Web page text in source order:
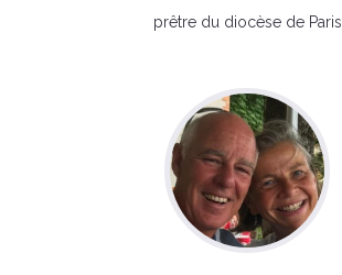
prêtre du diocèse de Paris